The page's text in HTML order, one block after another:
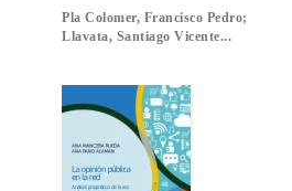
Pla Colomer, Francisco Pedro;
Llavata, Santiago Vicente...